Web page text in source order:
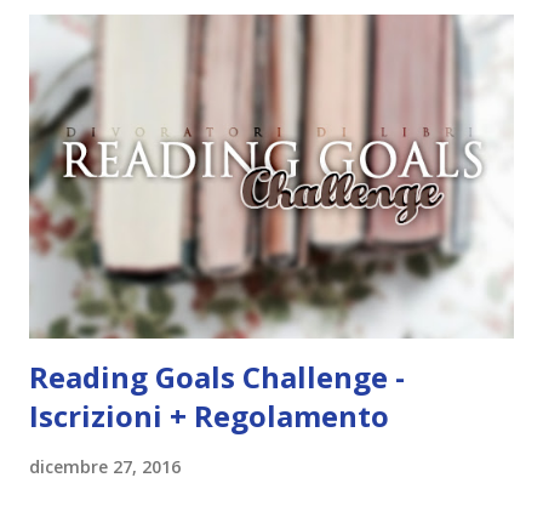
grande (Devil's Night 1#) Autrice : Penelope Douglas
Pagine: 448 Editore: Newton Compton Editori
Pubblicazione: 10 Gennaio 2023 Traduttore: Laura Lancini
Trama: “Si chiama Michael Crist. È il fratello maggiore del
mio ragazzo ed è come quei film dell'orrore che guardi
coprendoti gli occhi. È bellissimo, forte, e assolutamente
terrificante. Non mi vede neppure. Ma io l'ho notato. L'ho
visto, l'ho sentito. Le cose che ha fatto, i misfatti ch...
Reading Goals Challenge -
Iscrizioni + Regolamento
dicembre 27, 2016